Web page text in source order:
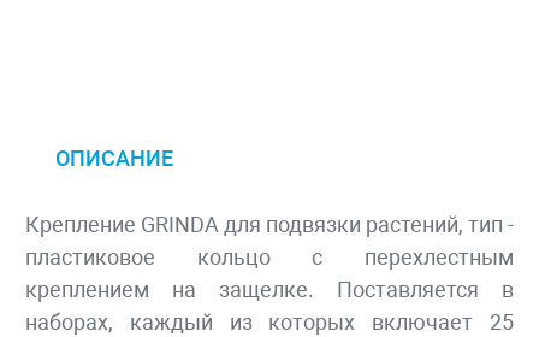
ОПИСАНИЕ
Крепление GRINDA для подвязки растений, тип -
пластиковое кольцо с перехлестным
креплением на защелке. Поставляется в
наборах, каждый из которых включает 25